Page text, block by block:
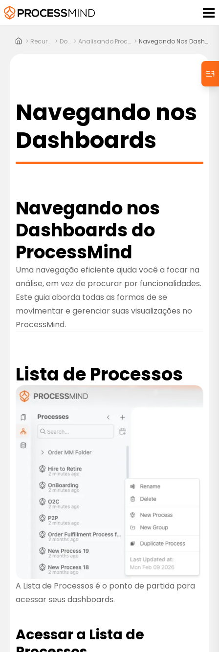
> Recursos > Docs > Analisando Processos > Navegando Nos Dashboards
Navegando nos
Dashboards
Navegando nos
Dashboards do
ProcessMind
Uma navegação eficiente ajuda você a focar na
análise, em vez de procurar por funcionalidades.
Este guia aborda todas as formas de se
movimentar e gerenciar suas visualizações no
ProcessMind.
A Lista de Processos é o ponto de partida para
acessar seus dashboards.
Acessar a Lista de
Lista de Processos